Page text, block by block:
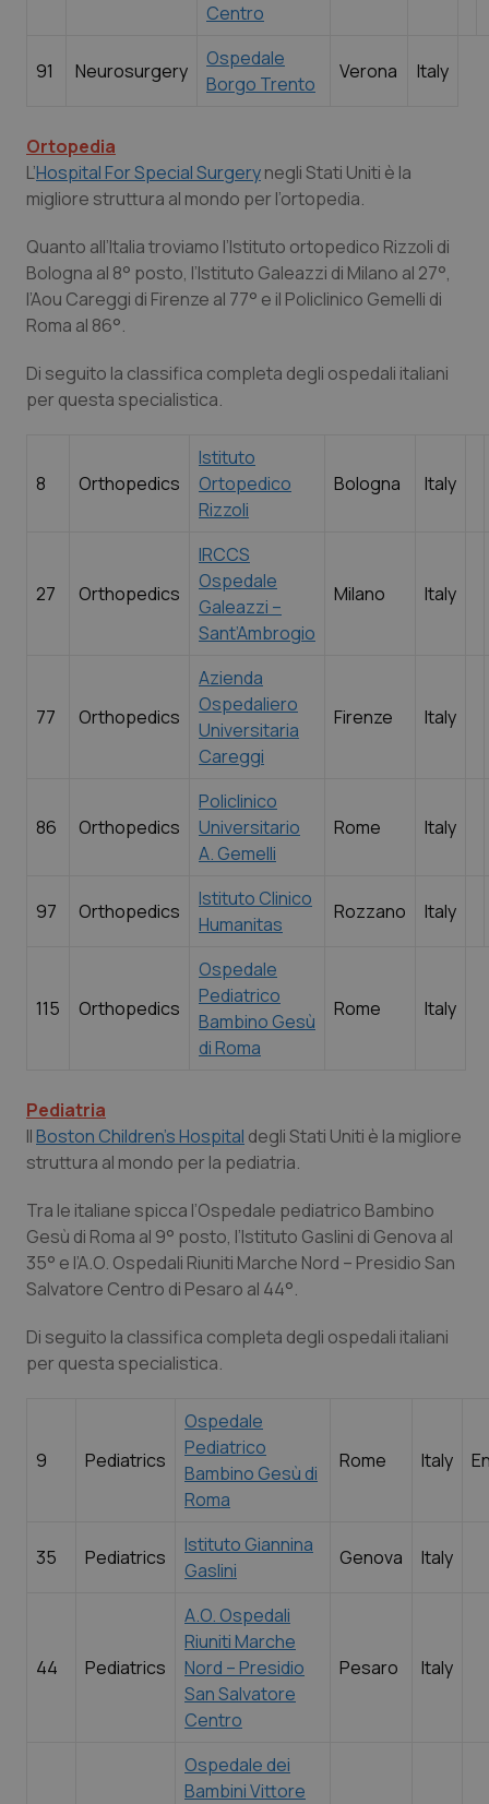
Centro
91 Neurosurgery
Ospedale
Borgo Trento
Verona Italy
Ortopedia
L’Hospital For Special Surgerynegli Stati Uniti è la
migliore struttura al mondo per l’ortopedia.
Quanto all’Italia troviamo l’Istituto ortopedico Rizzoli di
Bologna al 8° posto, l’Istituto Galeazzi di Milano al 27°,
l’Aou Careggi di Firenze al 77° e il Policlinico Gemelli di
Roma al 86°.
Di seguito la classifica completa degli ospedali italiani
per questa specialistica.
8 Orthopedics
Istituto
Ortopedico
Rizzoli
Bologna Italy
27 Orthopedics
IRCCS
Ospedale
Galeazzi –
Sant’Ambrogio
Milano Italy
77 Orthopedics
Azienda
Ospedaliero
Universitaria
Careggi
Firenze Italy
86 Orthopedics
Policlinico
Universitario
A. Gemelli
Rome Italy
97 Orthopedics
Istituto Clinico
Humanitas
Rozzano Italy
115 Orthopedics
Ospedale
Pediatrico
Bambino Gesù
di Roma
Rome Italy
Pediatria
IlBoston Children’s Hospital degli Stati Uniti è la migliore
struttura al mondo per la pediatria.
Tra le italiane spicca l’Ospedale pediatrico Bambino
Gesù di Roma al 9° posto, l’Istituto Gaslini di Genova al
35° e l’A.O. Ospedali Riuniti Marche Nord – Presidio San
Salvatore Centro di Pesaro al 44°.
Di seguito la classifica completa degli ospedali italiani
per questa specialistica.
9 Pediatrics
Ospedale
Pediatrico
Bambino Gesù di
Roma
Rome Italy
35 Pediatrics
Istituto Giannina
Gaslini
Genova Italy
44 Pediatrics
A.O. Ospedali
Riuniti Marche
Nord – Presidio
San Salvatore
Centro
Pesaro Italy
Ospedale dei
Bambini Vittore
__Secure-YNID
.youtube.com
5 mesi 4
Google LLC
ROLLOUT_TOKEN
.youtube.com
ironfish-tracking-